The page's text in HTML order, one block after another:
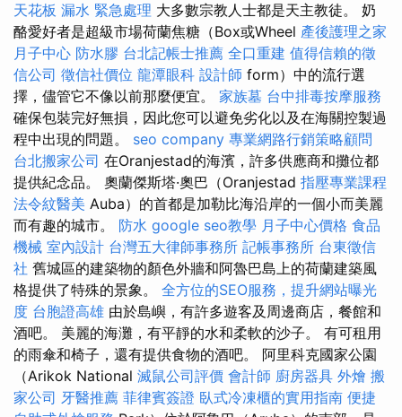
天花板 漏水 緊急處理 大多數宗教人士都是天主教徒。 奶
酪愛好者是超級市場荷蘭焦糖（Box或Wheel 產後護理之家
月子中心 防水膠 台北記帳士推薦 全口重建 值得信賴的徵
信公司 徵信社價位 龍潭眼科 設計師 form）中的流行選
擇，儘管它不像以前那麼便宜。 家族墓 台中排毒按摩服務
確保包裝完好無損，因此您可以避免劣化以及在海關控製過
程中出現的問題。 seo company 專業網路行銷策略顧問
台北搬家公司 在Oranjestad的海濱，許多供應商和攤位都
提供紀念品。 奧蘭傑斯塔·奧巴（Oranjestad 指壓專業課程
法令紋醫美 Auba）的首都是加勒比海沿岸的一個小而美麗
而有趣的城市。 防水 google seo教學 月子中心價格 食品
機械 室內設計 台灣五大律師事務所 記帳事務所 台東徵信
社 舊城區的建築物的顏色外牆和阿魯巴島上的荷蘭建築風
格提供了特殊的景象。 全方位的SEO服務，提升網站曝光
度 台胞證高雄 由於島嶼，有許多遊客及周邊商店，餐館和
酒吧。 美麗的海灘，有平靜的水和柔軟的沙子。 有可租用
的雨傘和椅子，還有提供食物的酒吧。 阿里科克國家公園
（Arikok National 滅鼠公司評價 會計師 廚房器具 外燴 搬
家公司 牙醫推薦 菲律賓簽證 臥式冷凍櫃的實用指南 便捷